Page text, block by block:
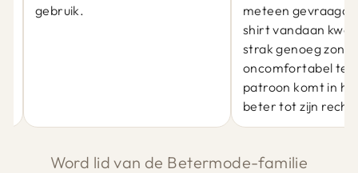
gebruik.
meteen gevraagd
shirt vandaan
strak genoeg
oncomfortabel te
patroon komt in
beter tot zijn recht.
Word lid van de Betermode-familie